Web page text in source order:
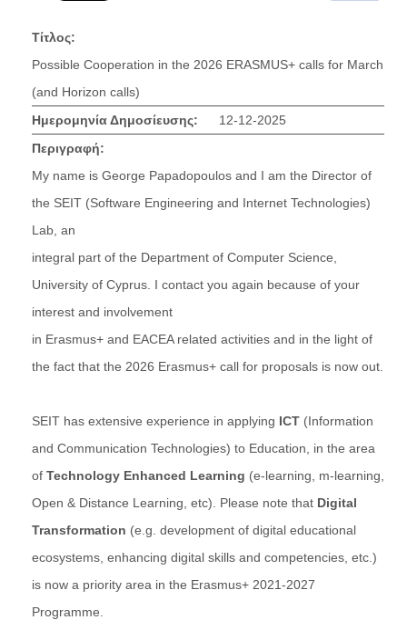
Τίτλος:
Possible Cooperation in the 2026 ERASMUS+ calls for March
(and Horizon calls)
Ημερομηνία Δημοσίευσης:
12-12-2025
Περιγραφή:
My name is George Papadopoulos and I am the Director of
the SEIT (Software Engineering and Internet Technologies)
Lab, an
integral part of the Department of Computer Science,
University of Cyprus. I contact you again because of your
interest and involvement
in Erasmus+ and EACEA related activities and in the light of
the fact that the 2026 Erasmus+ call for proposals is now out.
SEIT has extensive experience in applying ICT (Information
and Communication Technologies) to Education, in the area
of Technology Enhanced Learning (e-learning, m-learning,
Open & Distance Learning, etc). Please note that Digital
Transformation (e.g. development of digital educational
ecosystems, enhancing digital skills and competencies, etc.)
is now a priority area in the Erasmus+ 2021-2027
Programme.